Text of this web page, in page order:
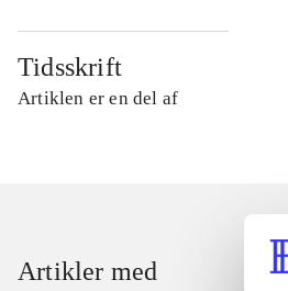
Tidsskrift
Artiklen er en del af
Artikler med